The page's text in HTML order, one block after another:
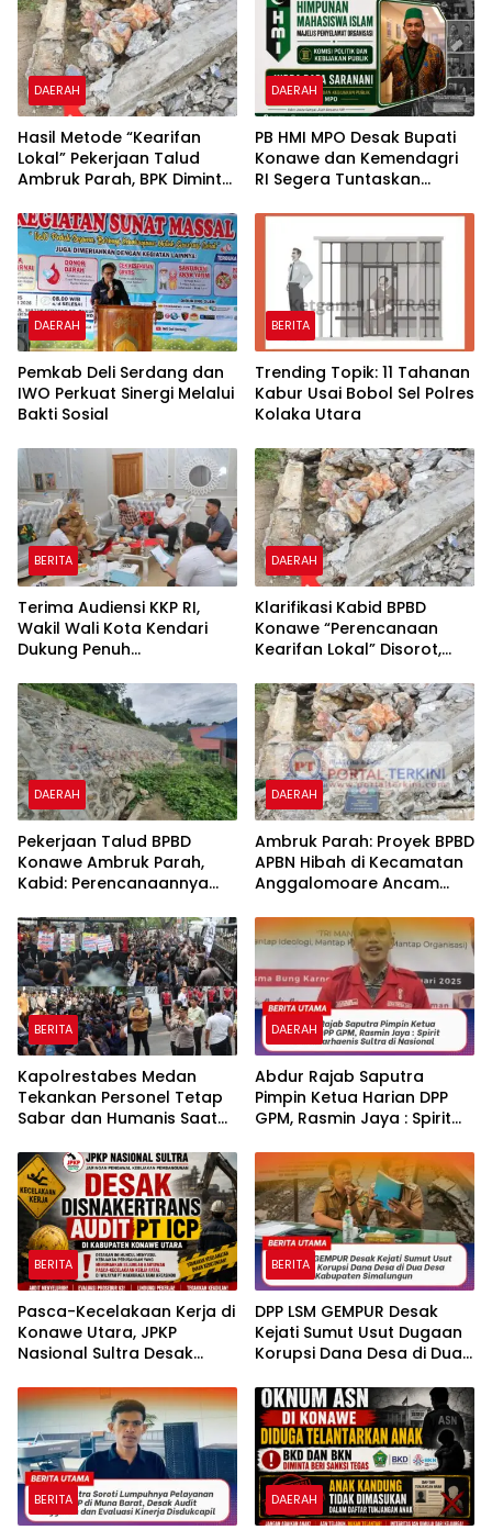
DAERAH
Hasil Metode “Kearifan
Lokal” Pekerjaan Talud
Ambruk Parah, BPK Diminta
Menyeluruh BPBD Konawe
DAERAH
PB HMI MPO Desak Bupati
Konawe dan Kemendagri
RI Segera Tuntaskan
Pondidaha–Amonggedo
DAERAH
Pemkab Deli Serdang dan
IWO Perkuat Sinergi Melalui
Bakti Sosial
BERITA
Trending Topik: 11 Tahanan
Kabur Usai Bobol Sel Polres
Kolaka Utara
BERITA
Terima Audiensi KKP RI,
Wakil Wali Kota Kendari
Dukung Penuh
Pesisir di Tiga Kelurahan
DAERAH
Klarifikasi Kabid BPBD
Konawe “Perencanaan
Kearifan Lokal” Disorot,
Didesak Panggil dan
Periksa PPK Bersama
Kontraktor Pelaksana
DAERAH
Pekerjaan Talud BPBD
Konawe Ambruk Parah,
Kabid: Perencanaannya
“Kearifan Lokal”
DAERAH
Ambruk Parah: Proyek BPBD
APBN Hibah di Kecamatan
Anggalomoare Ancam
BERITA
Kapolrestabes Medan
Tekankan Personel Tetap
Sabar dan Humanis Saat
DAERAH
‎‎Abdur Rajab Saputra
Pimpin Ketua Harian DPP
GPM, Rasmin Jaya : Spirit
Nasional
BERITA
Pasca-Kecelakaan Kerja di
Konawe Utara, JPKP
Nasional Sultra Desak
BERITA
DPP LSM GEMPUR Desak
Kejati Sumut Usut Dugaan
Korupsi Dana Desa di Dua
Simalungun
BERITA DAERAH